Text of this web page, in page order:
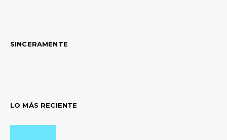
SINCERAMENTE
LO MÁS RECIENTE